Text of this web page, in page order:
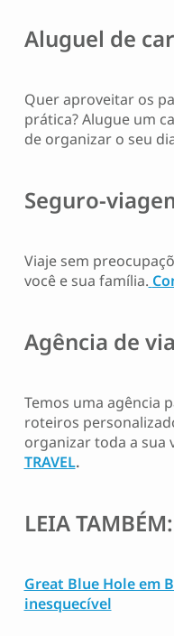
Aluguel de
Quer aproveitar os
prática? Alugue um
de organizar o seu
Seguro-
Viaje sem
você e sua família.
Agência de
Temos uma agência
roteiros
organizar toda a sua
TRAVEL.
LEIA TAMBÉM:
Great Blue Hole em
inesquecível